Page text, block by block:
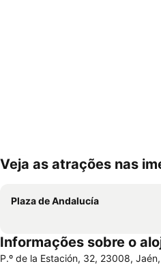
Ampliar mapa
Veja as atrações nas
Plaza de Andalucía
Informações sobre o
P.º de la Estación, 32, 23008,